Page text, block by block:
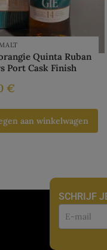
Quinta Ruban
Port Cask Finish
€
aan winkelwagen
SCHRIJF